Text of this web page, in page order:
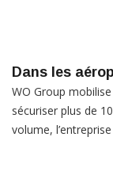
Dans les
WO Group
sécuriser plus de
volume,